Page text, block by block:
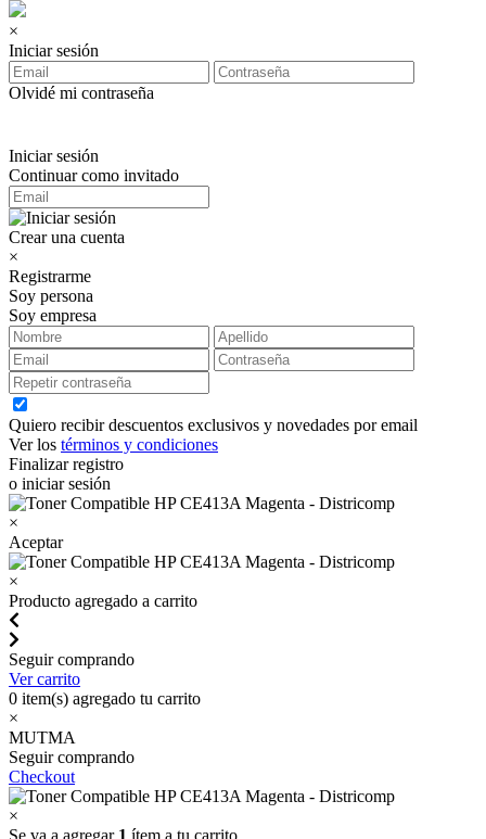
×
Iniciar sesión
Olvidé mi contraseña
Iniciar sesión
Continuar como invitado
Crear una cuenta
×
Registrarme
Soy persona
Soy empresa
Quiero recibir descuentos exclusivos y novedades por email
Ver los términos y condiciones
Finalizar registro
o iniciar sesión
×
Aceptar
×
Producto agregado a carrito
Seguir comprando
Ver carrito
0 item(s) agregado tu carrito
×
MUTMA
Seguir comprando
Checkout
×
Se va a agregar 1 ítem a tu carrito